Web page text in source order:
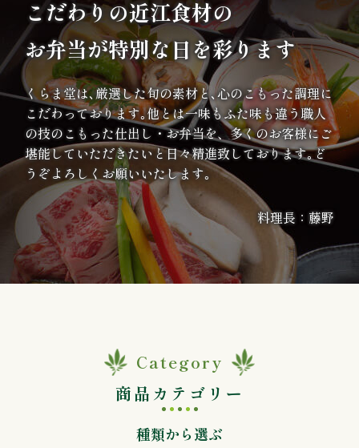
内
弁
当
折
詰
弁
当
会
こだわりの近江食材の
お弁当が特別な日を彩ります
くらま堂は､厳選した旬の素材と､心のこもった調理に
こだわっております｡他とは一味もふた味も違う職人
の技のこもった仕出し・お弁当を、多くのお客様にご
堪能していただきたいと日々精進致しております｡ど
うぞよろしくお願いいたします｡
料理長：藤野
Category
商品カテゴリー
種類から選ぶ